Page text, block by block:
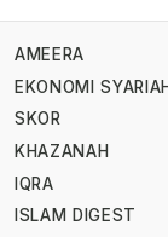
AMEERA
EKONOMI SYARIAH
SKOR
KHAZANAH
IQRA
ISLAM DIGEST